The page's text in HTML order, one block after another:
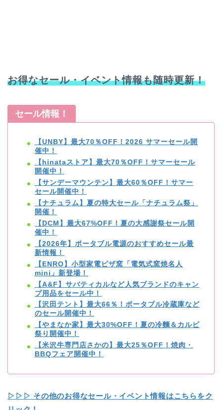
お得なセール・イベント情報も随時更新！
セール情報！
【UNBY】最大70％OFF！2026 サマーセール開
催中！
【hinataストア】最大70％OFF！サマーセール
開催中！
【サンデーマウンテン】最大60％OFF！サマー
セール開催中！
【ナチュラム】夏の特大セール「ナチュラム祭」
開催！
【DCM】最大67%OFF！夏の大感謝祭セール開
催中！
【2026年】ポータブル電源のおすすめセール最
新情報！
【ENRO】小型家電ピザ窯「電気式窯焼名人
mini」新登場！
【A&F】サバティカルなど人気ブランドのキャン
プ用品をセール中！
【沢田テント】最大66％！ポータブル冷蔵庫など
のセール開催中！
【やまなか家】最大30%OFF！夏の冷麵＆カルビ
祭り開催中！
【米沢牛専門店さかの】最大25％OFF！焼肉・
BBQフェア開催中！
▷▷▷ その他のお得なセール・イベント情報はこちらをク